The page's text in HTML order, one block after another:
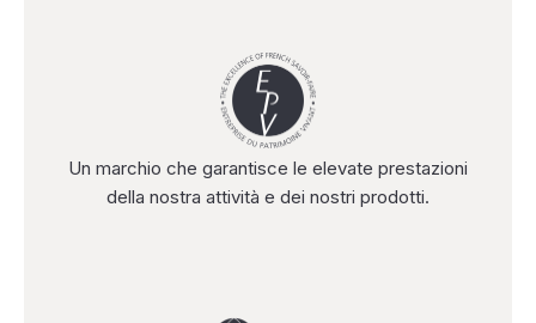
Un marchio che garantisce le elevate prestazioni
della nostra attività e dei nostri prodotti.